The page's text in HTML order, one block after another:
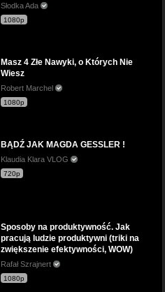
Słodka Ada
1080p
Masz 4 Złe Nawyki, o Których Nie
Wiesz
Robert Marchel
1080p
BĄDŹ JAK MAGDA GESSLER !
Klaudia Klara VLOG
720p
Sposoby na produktywność. Jak
pracują ludzie produktywni (triki na
zwiększenie efektywności, WOW)
Rafał Szrajnert
1080p